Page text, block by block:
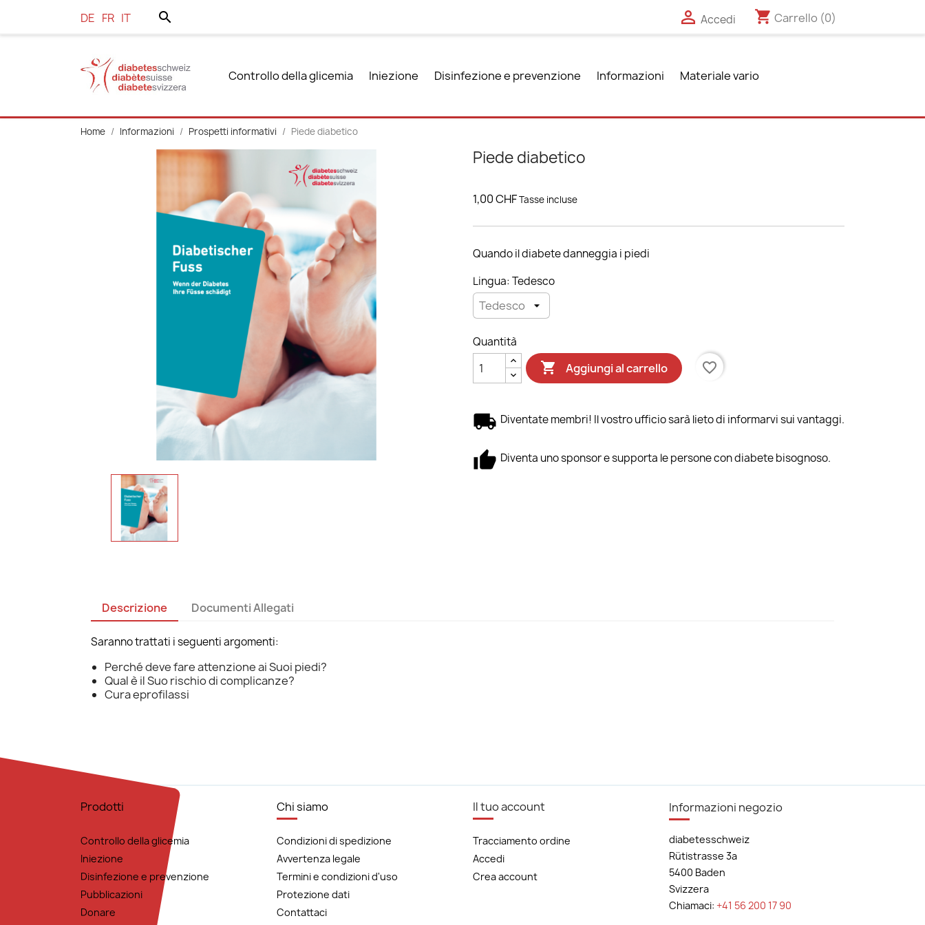
DE FR IT search  Accedi shopping_cart Carrello (0)
Controllo della glicemia Iniezione Disinfezione e prevenzione Informazioni Materiale vario
Home Informazioni Prospetti informativi Piede diabetico
Piede diabetico
1,00 CHFTasse incluse
Quando il diabete danneggia i piedi
Lingua: Tedesco
Quantità
 Aggiungi al carrello favorite_border
Diventate membri! Il vostro ufficio sarà lieto di informarvi sui vantaggi.
Diventa uno sponsor e supporta le persone con diabete bisognoso.
Descrizione Documenti Allegati
Saranno trattati i seguenti argomenti:
Perché deve fare attenzione ai Suoi piedi?
Qual è il Suo rischio di complicanze?
Cura eprofilassi
Prodotti
Controllo della glicemia
Iniezione
Disinfezione e prevenzione
Pubblicazioni
Donare
Chi siamo
Condizioni di spedizione
Avvertenza legale
Termini e condizioni d'uso
Protezione dati
Contattaci
Il tuo account
Tracciamento ordine
Accedi
Crea account
Informazioni negozio
diabetesschweiz
Rütistrasse 3a
5400 Baden
Svizzera
Chiamaci: +41 56 200 17 90